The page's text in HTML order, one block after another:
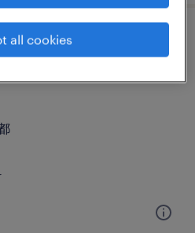
キング・梱包、その
all cookies